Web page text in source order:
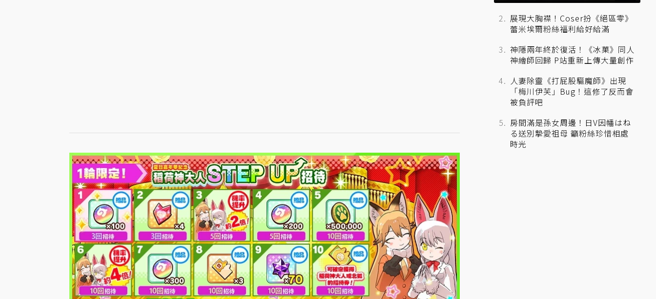
來去向
展現大胸襟！Coser扮《絕區零》
蕾米埃爾粉絲福利給好給滿
神隱兩年終於復活！《冰菓》同人
神繪師回歸 P站重新上傳大量創作
人妻除靈《打屁股驅魔師》出現
「梅川伊芙」Bug！這修了反而會
被負評吧
房間滿是孫女周邊！日V因幡はね
る送別摯愛祖母 籲粉絲珍惜相處
時光